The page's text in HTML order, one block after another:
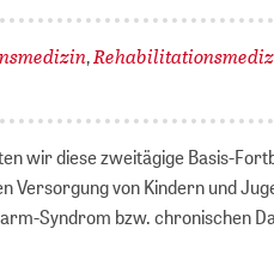
,
wir diese zweitägige Basis-
Versorgung von Kindern und
Syndrom bzw. chronischen